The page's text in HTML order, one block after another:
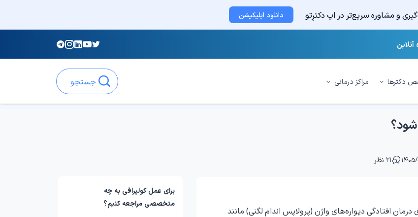
و مشاوره سریع‌تر در اپ دکترِتو دانلود اپلیکیشن
آنلاین
دکترها مراکز درمانی جستجو
۲۱ نظر
افتادگی دیواره‌های واژن (پرولاپس اندام لگنی) مانند
برای عمل کولپرافی به چه
متخصصی مراجعه کنیم؟